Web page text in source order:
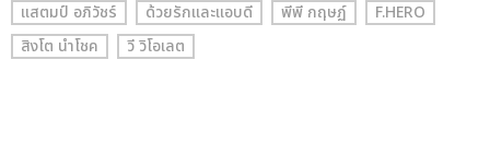
แสตมป์ อภิวัชร์ ด้วยรักและแอบดี พีพี กฤษฏ์
F.HERO
สิงโต นำโชค
วี วิโอเลต